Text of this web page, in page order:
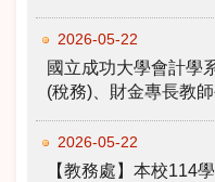
2026-05-22
國立成功大學會計學
(稅務)、財金專長教
2026-05-22
【教務處】本校114